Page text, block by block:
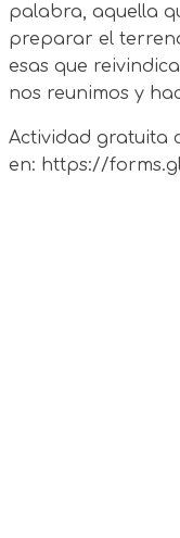
palabra, aquella
preparar el
esas que
nos reunimos y
Actividad gratuita
en: https://